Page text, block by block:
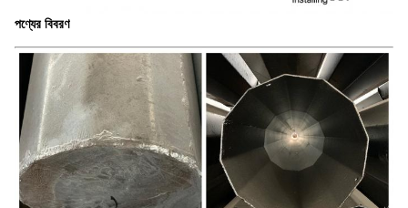
পণ্যের বিবরণ